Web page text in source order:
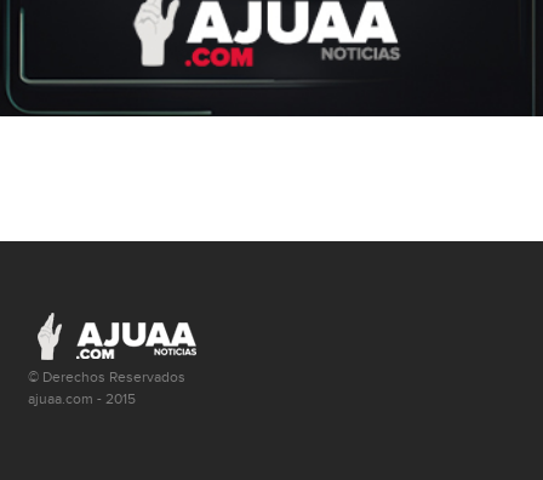
© Derechos Reservados
ajuaa.com - 2015